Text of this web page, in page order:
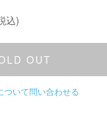
込)
OUT
ついて問い合わせる